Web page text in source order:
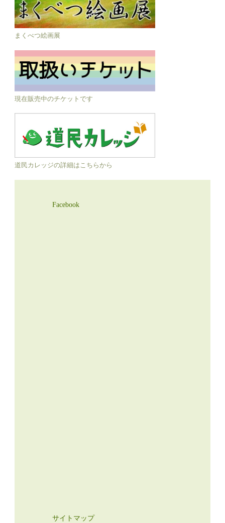
まくべつ絵画展
現在販売中のチケットです
道民カレッジの詳細はこちらから
Facebook
サイトマップ